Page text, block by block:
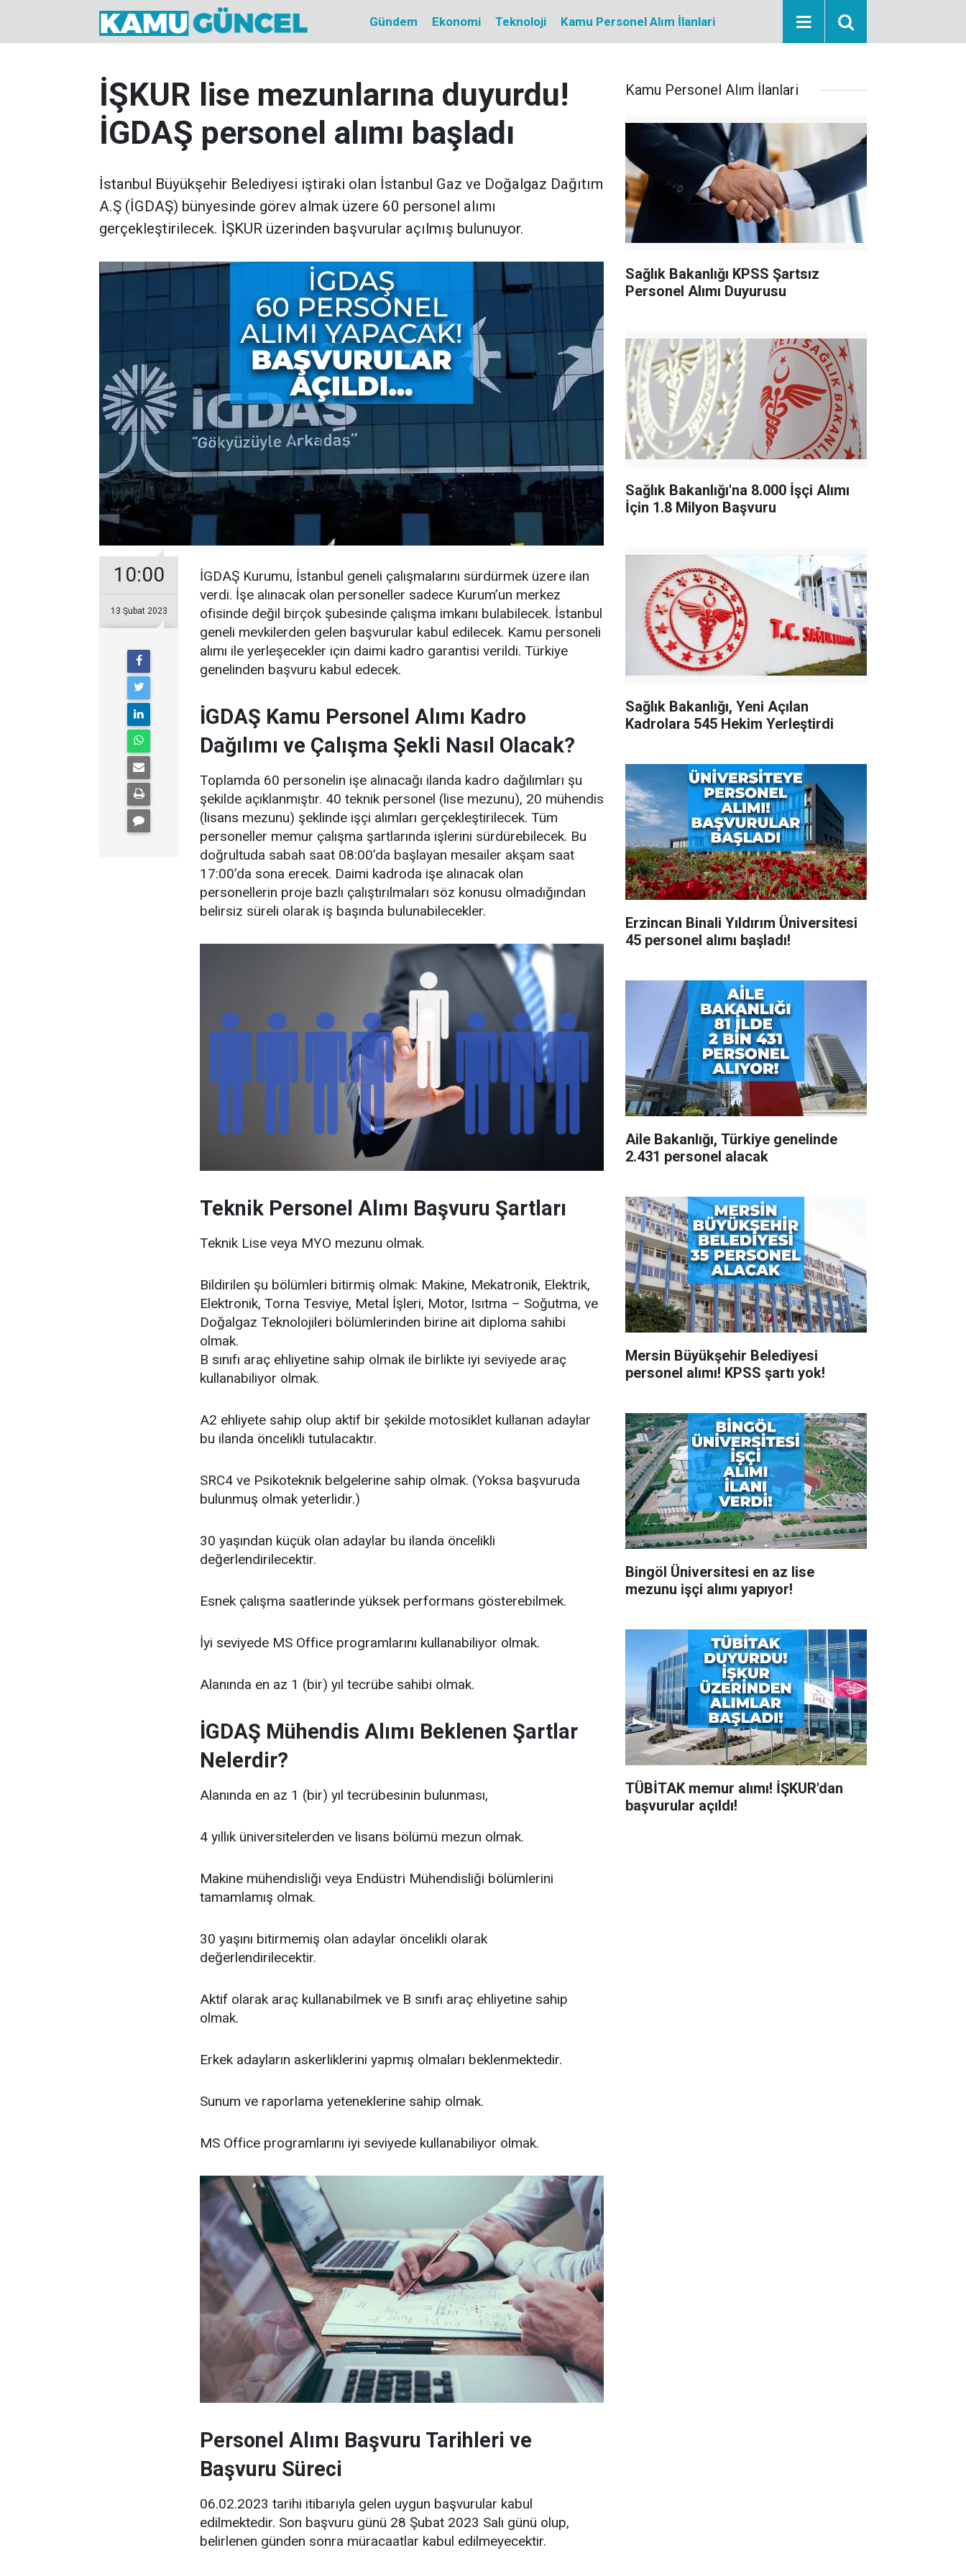
Gündem Ekonomi Teknoloji Kamu Personel Alım İlanlari
İŞKUR lise mezunlarına duyurdu!
İGDAŞ personel alımı başladı
İstanbul Büyükşehir Belediyesi iştiraki olan İstanbul Gaz ve Doğalgaz Dağıtım
A.Ş (İGDAŞ) bünyesinde görev almak üzere 60 personel alımı
gerçekleştirilecek. İŞKUR üzerinden başvurular açılmış bulunuyor.
10:00
13 Şubat 2023
İGDAŞ Kurumu, İstanbul geneli çalışmalarını sürdürmek üzere ilan
verdi. İşe alınacak olan personeller sadece Kurum’un merkez
ofisinde değil birçok şubesinde çalışma imkanı bulabilecek. İstanbul
geneli mevkilerden gelen başvurular kabul edilecek. Kamu personeli
alımı ile yerleşecekler için daimi kadro garantisi verildi. Türkiye
genelinden başvuru kabul edecek.
İGDAŞ Kamu Personel Alımı Kadro
Dağılımı ve Çalışma Şekli Nasıl Olacak?
Toplamda 60 personelin işe alınacağı ilanda kadro dağılımları şu
şekilde açıklanmıştır. 40 teknik personel (lise mezunu), 20 mühendis
(lisans mezunu) şeklinde işçi alımları gerçekleştirilecek. Tüm
personeller memur çalışma şartlarında işlerini sürdürebilecek. Bu
doğrultuda sabah saat 08:00’da başlayan mesailer akşam saat
17:00’da sona erecek. Daimi kadroda işe alınacak olan
personellerin proje bazlı çalıştırılmaları söz konusu olmadığından
belirsiz süreli olarak iş başında bulunabilecekler.
Teknik Personel Alımı Başvuru Şartları
Teknik Lise veya MYO mezunu olmak.
Bildirilen şu bölümleri bitirmiş olmak: Makine, Mekatronik, Elektrik,
Elektronik, Torna Tesviye, Metal İşleri, Motor, Isıtma – Soğutma, ve
Doğalgaz Teknolojileri bölümlerinden birine ait diploma sahibi
olmak.
B sınıfı araç ehliyetine sahip olmak ile birlikte iyi seviyede araç
kullanabiliyor olmak.
A2 ehliyete sahip olup aktif bir şekilde motosiklet kullanan adaylar
bu ilanda öncelikli tutulacaktır.
SRC4 ve Psikoteknik belgelerine sahip olmak. (Yoksa başvuruda
bulunmuş olmak yeterlidir.)
30 yaşından küçük olan adaylar bu ilanda öncelikli
değerlendirilecektir.
Esnek çalışma saatlerinde yüksek performans gösterebilmek.
İyi seviyede MS Office programlarını kullanabiliyor olmak.
Alanında en az 1 (bir) yıl tecrübe sahibi olmak.
İGDAŞ Mühendis Alımı Beklenen Şartlar
Nelerdir?
Alanında en az 1 (bir) yıl tecrübesinin bulunması,
4 yıllık üniversitelerden ve lisans bölümü mezun olmak.
Makine mühendisliği veya Endüstri Mühendisliği bölümlerini
tamamlamış olmak.
30 yaşını bitirmemiş olan adaylar öncelikli olarak
değerlendirilecektir.
Aktif olarak araç kullanabilmek ve B sınıfı araç ehliyetine sahip
olmak.
Erkek adayların askerliklerini yapmış olmaları beklenmektedir.
Sunum ve raporlama yeteneklerine sahip olmak.
MS Office programlarını iyi seviyede kullanabiliyor olmak.
Personel Alımı Başvuru Tarihleri ve
Başvuru Süreci
06.02.2023 tarihi itibarıyla gelen uygun başvurular kabul
edilmektedir. Son başvuru günü 28 Şubat 2023 Salı günü olup,
belirlenen günden sonra müracaatlar kabul edilmeyecektir.
Kamu Personel Alım İlanlari
Sağlık Bakanlığı KPSS Şartsız
Personel Alımı Duyurusu
Sağlık Bakanlığı'na 8.000 İşçi Alımı
İçin 1.8 Milyon Başvuru
Sağlık Bakanlığı, Yeni Açılan
Kadrolara 545 Hekim Yerleştirdi
Erzincan Binali Yıldırım Üniversitesi
45 personel alımı başladı!
Aile Bakanlığı, Türkiye genelinde
2.431 personel alacak
Mersin Büyükşehir Belediyesi
personel alımı! KPSS şartı yok!
Bingöl Üniversitesi en az lise
mezunu işçi alımı yapıyor!
TÜBİTAK memur alımı! İŞKUR'dan
başvurular açıldı!